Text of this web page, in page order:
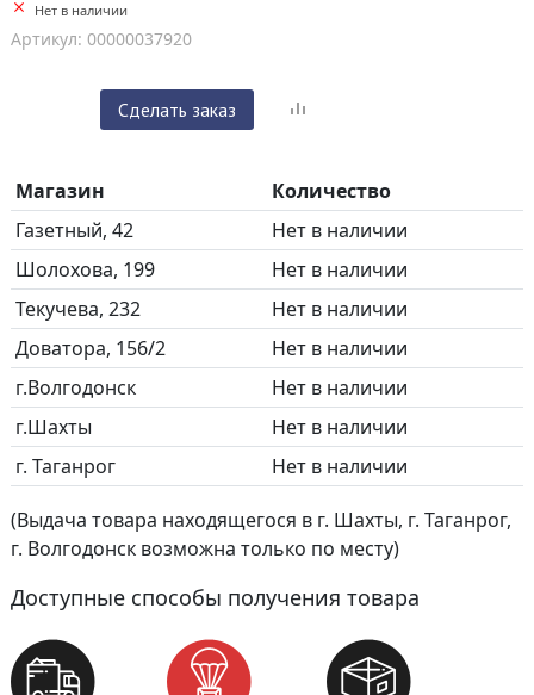
Нет в наличии
Артикул: 00000037920
Сделать заказ
Магазин
Количество
Газетный, 42
Нет в наличии
Шолохова, 199
Нет в наличии
Текучева, 232
Нет в наличии
Доватора, 156/2
Нет в наличии
г.Волгодонск
Нет в наличии
г.Шахты
Нет в наличии
г. Таганрог
Нет в наличии
(Выдача товара находящегося в г. Шахты, г. Таганрог,
г. Волгодонск возможна только по месту)
Доступные способы получения товара